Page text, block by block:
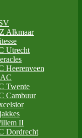
Alkmaar
Utrecht
Heerenveen
Twente
Cambuur
II
Dordrecht